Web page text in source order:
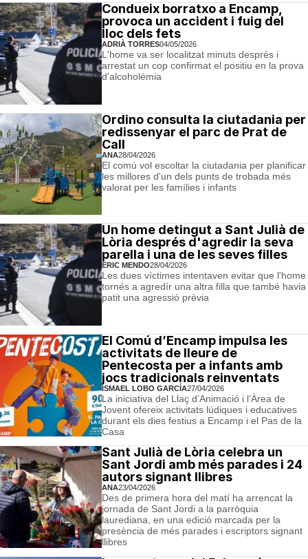
Condueix borratxo a Encamp,
provoca un accident i fuig del
lloc dels fets
ADRIÀ TORRES04/05/2026
L'home va ser localitzat minuts després i
arrestat un cop confirmat el positiu en la prova
d’alcoholèmia
Ordino consulta la ciutadania per
redissenyar el parc de Prat de
Call
ANA28/04/2026
El comú vol escoltar la ciutadania per planificar
les millores d'un dels punts de trobada més
valorat per les famílies i infants
Un home detingut a Sant Julià de
Lòria després d'agredir la seva
parella i una de les seves filles
ERIC MENDO28/04/2026
Les dues víctimes intentaven evitar que l'home
tornés a agredír una altra filla que també havia
patit una agressió prèvia
El Comú d’Encamp impulsa les
activitats de lleure de
Pentecosta per a infants amb
jocs tradicionals reinventats
ISMAEL LOBO GARCÍA27/04/2026
La iniciativa del Llaç d’Animació i l’Àrea de
Jovent ofereix activitats lúdiques i educatives
durant els dies festius a Encamp i el Pas de la
Casa
Sant Julià de Lòria celebra un
Sant Jordi amb més parades i 24
autors signant llibres
ANA23/04/2026
Des de primera hora del matí ha arrencat la
jornada de Sant Jordi a la parròquia
laurediana, en una edició marcada per la
presència de més parades i escriptors signant
llibres